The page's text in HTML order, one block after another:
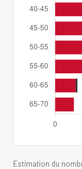
Estimation du